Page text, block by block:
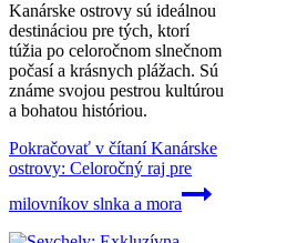
Kanárske ostrovy sú ideálnou
destináciou pre tých, ktorí
túžia po celoročnom slnečnom
počasí a krásnych plážach. Sú
známe svojou pestrou kultúrou
a bohatou históriou.
Pokračovať v čítaníKanárske
ostrovy: Celoročný raj pre
milovníkov slnka a mora